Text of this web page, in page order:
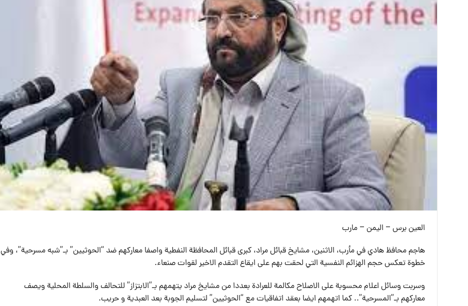
العين برس – اليمن – مارب
هاجم محافظ هادي في مأرب، الاثنين، مشايخ قبائل مراد، كبرى قبائل المحافظة النفطية واصفا معاركهم ضد “الحوثيين” بـ”شبه مسرحية”، وفي
خطوة تعكس حجم الهزائم النفسية التي لحقت بهم على ايقاع التقدم الاخير لقوات صنعاء.
وسربت وسائل اعلام محسوبة على الاصلاح مكالمة للعرادة بعددا من مشايخ مراد يتهمهم بـ”الابتزاز” للتحالف والسلطة المحلية ويصف
معاركهم بـ”المسرحية”.. كما اتهمهم ايضا بعقد اتفاقيات مع “الحوثيين” لتسليم الجوبة بعد العبدية و حريب.